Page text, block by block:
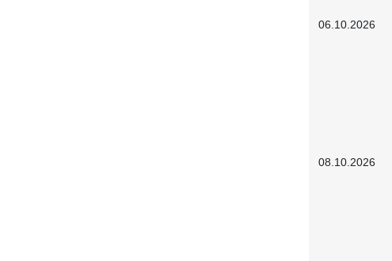
06.10.2026
08.10.2026